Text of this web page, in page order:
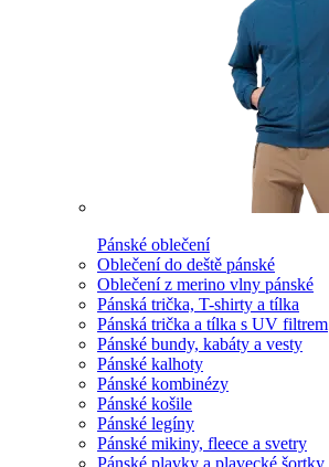
Pánské oblečení
Oblečení do deště pánské
Oblečení z merino vlny pánské
Pánská trička, T-shirty a tílka
Pánská trička a tílka s UV filtrem
Pánské bundy, kabáty a vesty
Pánské kalhoty
Pánské kombinézy
Pánské košile
Pánské legíny
Pánské mikiny, fleece a svetry
Pánské plavky a plavecké šortky